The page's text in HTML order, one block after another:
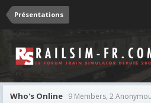
Présentations
Who's Online 9 Members, 2